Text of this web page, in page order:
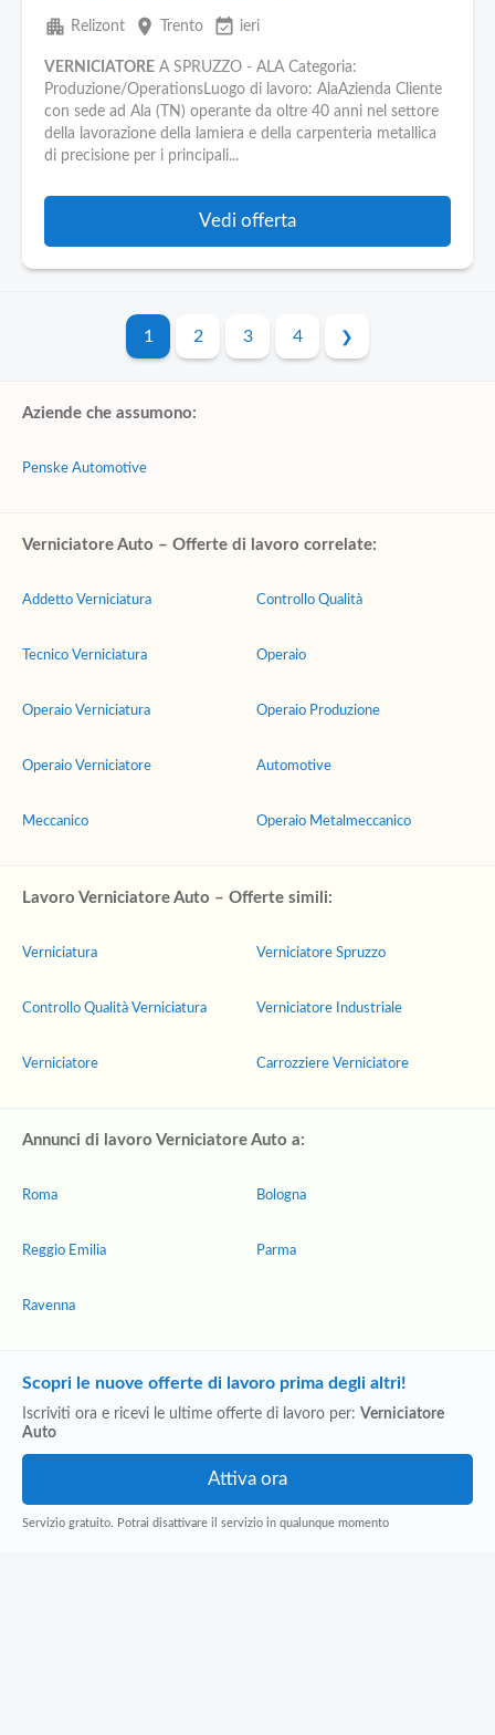
apartment Relizont place Trento event_available ieri
VERNICIATORE A SPRUZZO - ALA Categoria:
Produzione/OperationsLuogo di lavoro: AlaAzienda Cliente
con sede ad Ala (TN) operante da oltre 40 anni nel settore
della lavorazione della lamiera e della carpenteria metallica
di precisione per i principali...
Vedi offerta
1 2 3 4
Aziende che assumono:
Penske Automotive
Verniciatore Auto – Offerte di lavoro correlate:
Addetto Verniciatura
Tecnico Verniciatura
Operaio Verniciatura
Operaio Verniciatore
Meccanico
Controllo Qualità
Operaio
Operaio Produzione
Automotive
Operaio Metalmeccanico
Lavoro Verniciatore Auto – Offerte simili:
Verniciatura
Controllo Qualità Verniciatura
Verniciatore
Verniciatore Spruzzo
Verniciatore Industriale
Carrozziere Verniciatore
Annunci di lavoro Verniciatore Auto a:
Roma
Reggio Emilia
Ravenna
Bologna
Parma
Scopri le nuove offerte di lavoro prima degli altri!
Iscriviti ora e ricevi le ultime offerte di lavoro per: Verniciatore
Auto
Servizio gratuito. Potrai disattivare il servizio in qualunque momento